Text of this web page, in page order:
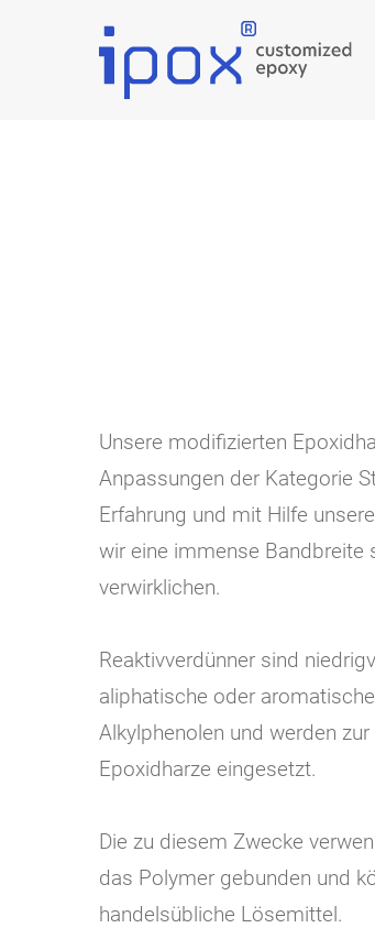
Unsere modifizierten
Anpassungen der Kategorie
Erfahrung und mit Hilfe
wir eine immense Bandbreite
verwirklichen.
Reaktivverdünner sind
aliphatische oder
Alkylphenolen und werden
Epoxidharze eingesetzt.
Die zu diesem Zwecke
das Polymer gebunden und
handelsübliche Lösemittel.